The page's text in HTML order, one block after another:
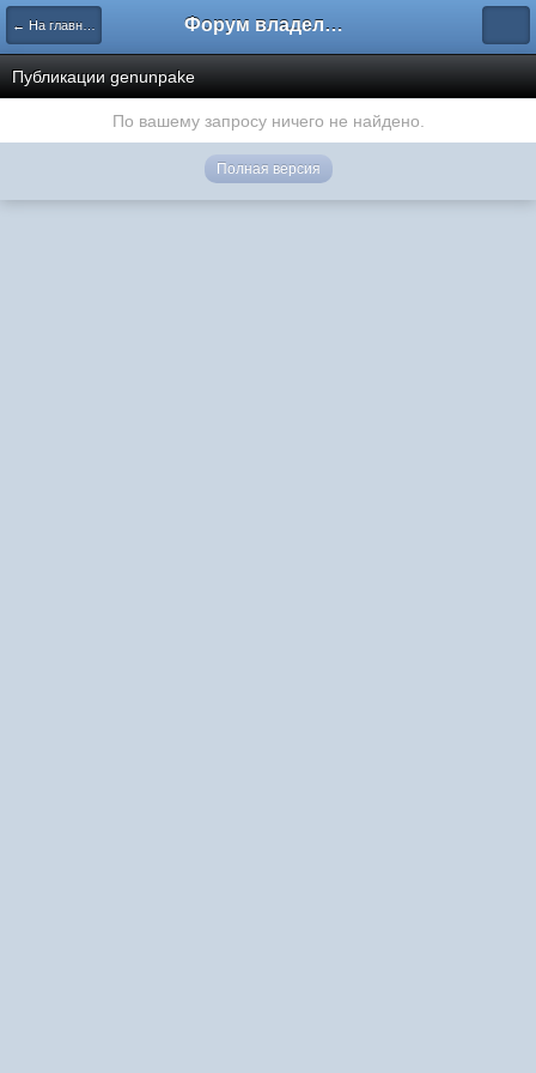
← На главную Форум владельцев интернет-магазинов
Публикации genunpake
По вашему запросу ничего не найдено.
Полная версия